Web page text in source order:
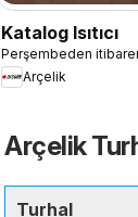
Katalog Isıtıcı
Perşembeden
Arçelik
Arçelik
Turhal